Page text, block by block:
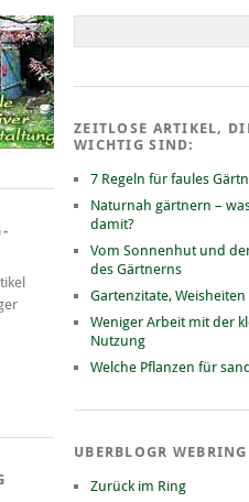
ZEITLOSE ARTIKEL,
WICHTIG SIND:
7 Regeln für faules
Naturnah gärtnern –
damit?
Vom Sonnenhut und
des Gärtnerns
Gartenzitate,
Weniger Arbeit mit der
Nutzung
Welche Pflanzen für
UBERBLOGR WEBRING
Zurück im Ring